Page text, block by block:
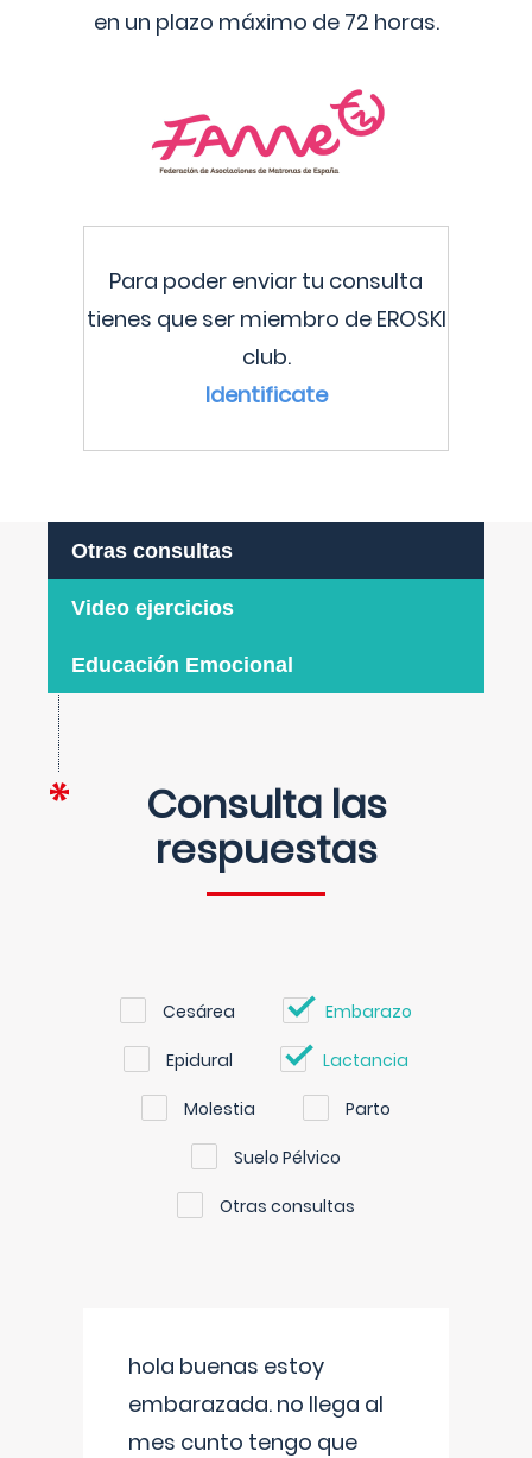
en un plazo máximo de 72 horas.
Para poder enviar tu consulta
tienes que ser miembro de EROSKI
club.
Identificate
Otras consultas
Video ejercicios
Educación Emocional
Consulta las
respuestas
Cesárea Embarazo
Epidural Lactancia
Molestia Parto
Suelo Pélvico
Otras consultas
hola buenas estoy
embarazada. no llega al
mes cunto tengo que